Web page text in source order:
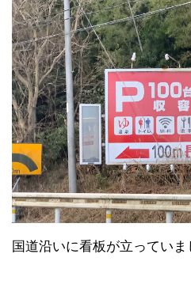
国道沿いに看板が立っていま